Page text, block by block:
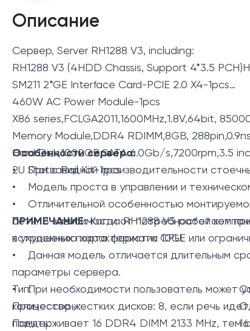
Описание
Сервер, Server RH1288 V3, including:
RH1288 V3 (4HDD Chassis, Support 4*3.5
SM211 2*GE Interface Card-PCIE 2.0 X4-1pcs
460W AC Power Module-1pcs
X86 series,FCLGA2011,1600MHz,1.8V,64bit,
Memory Module,DDR4 RDIMM,8GB,
Hard Disk,1000GB,SATA 6.0Gb/s,7200rpm,3.5
2U Static Rail Kit-1pcs
Особенности сервера:
• При завидной производительности
• Модель проста в управлении и
• Отличительной особенностью
сети. В зависимости от потребностей
встроенных порта формата 10GE или
• Данная модель отличается длительным
параметры сервера.
• При необходимости пользователь может
количество жестких дисков: 8, если речь
поддерживает 16 DDR4 DIMM 2133 MHz, тем
ПРИМЕЧАНИЕ:Когда RH1288 V3 работает
к ухудшению характеристик CPU.
Тип:
Процессоры:
Память: